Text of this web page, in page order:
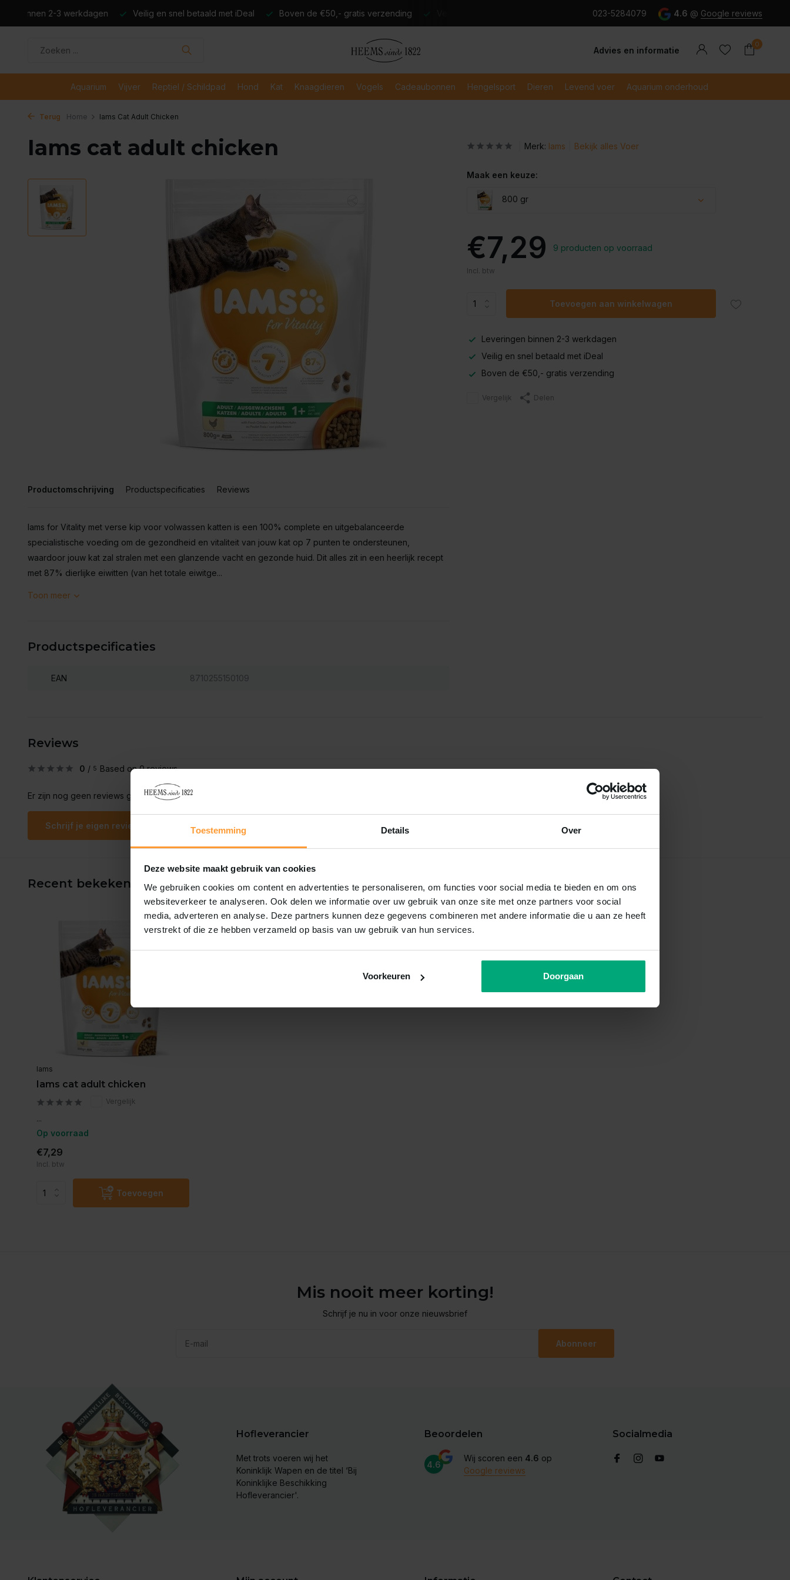
Toestemming Details Over
Deze website maakt gebruik van cookies
We gebruiken cookies om content en advertenties te personaliseren, om functies voor social media te bieden en om ons
websiteverkeer te analyseren. Ook delen we informatie over uw gebruik van onze site met onze partners voor social
media, adverteren en analyse. Deze partners kunnen deze gegevens combineren met andere informatie die u aan ze heeft
verstrekt of die ze hebben verzameld op basis van uw gebruik van hun services.
Voorkeuren Doorgaan
Veilig en snel betaald met iDeal Boven de €50,- gratis verzending Verzending binnen 2-3 werkdagen Veilig en snel betaald met iDeal
023-5284079 4.6 @ Google reviews
Advies en informatie
0
Aquarium Vijver Reptiel / Schildpad Hond Kat Knaagdieren Vogels Cadeaubonnen Hengelsport Dieren Levend voer Aquarium onderhoud
Terug Home Iams Cat Adult Chicken
Iams cat adult chicken
Productomschrijving Productspecificaties Reviews
Iams for Vitality met verse kip voor volwassen katten is een 100% complete en uitgebalanceerde
specialistische voeding om de gezondheid en vitaliteit van jouw kat op 7 punten te ondersteunen,
waardoor jouw kat zal stralen met een glanzende vacht en gezonde huid. Dit alles zit in een heerlijk recept
met 87% dierlijke eiwitten (van het totale eiwitge...
Toon meer
Productspecificaties
EAN 8710255150109
Merk: Iams Bekijk alles Voer
Maak een keuze:
800 gr
€7,29 9 producten op voorraad
Incl. btw
Toevoegen aan winkelwagen
Leveringen binnen 2-3 werkdagen
Veilig en snel betaald met iDeal
Boven de €50,- gratis verzending
Vergelijk Delen
Reviews
0 / 5 Based on 0 reviews
Er zijn nog geen reviews geschreven over dit product..
Schrijf je eigen review
Recent bekeken
Iams
Iams cat adult chicken
Vergelijk
...
Op voorraad
€7,29
Incl. btw
Toevoegen
Mis nooit meer korting!
Schrijf je nu in voor onze nieuwsbrief
Abonneer
Hofleverancier
Met trots voeren wij het
Koninklijk Wapen en de titel ‘Bij
Koninklijke Beschikking
Hofleverancier'.
Beoordelen
4.6
Wij scoren een 4.6 op
Google reviews
Socialmedia